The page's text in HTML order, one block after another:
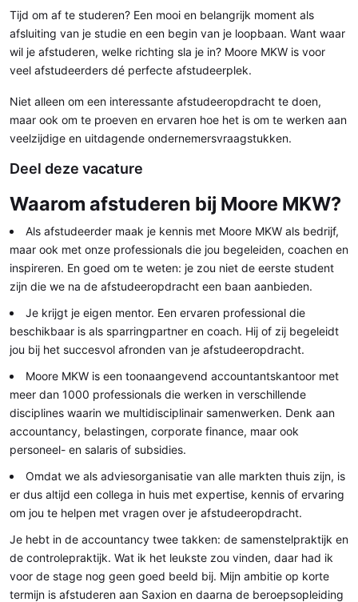
Tijd om af te studeren? Een mooi en belangrijk moment als
afsluiting van je studie en een begin van je loopbaan. Want waar
wil je afstuderen, welke richting sla je in? Moore MKW is voor
veel afstudeerders dé perfecte afstudeerplek.
Niet alleen om een interessante afstudeeropdracht te doen,
maar ook om te proeven en ervaren hoe het is om te werken aan
veelzijdige en uitdagende ondernemersvraagstukken.
Deel deze vacature
Waarom afstuderen bij Moore MKW?
Als afstudeerder maak je kennis met Moore MKW als bedrijf,
maar ook met onze professionals die jou begeleiden, coachen en
inspireren. En goed om te weten: je zou niet de eerste student
zijn die we na de afstudeeropdracht een baan aanbieden.
Je krijgt je eigen mentor. Een ervaren professional die
beschikbaar is als sparringpartner en coach. Hij of zij begeleidt
jou bij het succesvol afronden van je afstudeeropdracht.
Moore MKW is een toonaangevend accountantskantoor met
meer dan 1000 professionals die werken in verschillende
disciplines waarin we multidisciplinair samenwerken. Denk aan
accountancy, belastingen, corporate finance, maar ook
personeel- en salaris of subsidies.
Omdat we als adviesorganisatie van alle markten thuis zijn, is
er dus altijd een collega in huis met expertise, kennis of ervaring
om jou te helpen met vragen over je afstudeeropdracht.
Je hebt in de accountancy twee takken: de samenstelpraktijk en
de controlepraktijk. Wat ik het leukste zou vinden, daar had ik
voor de stage nog geen goed beeld bij. Mijn ambitie op korte
termijn is afstuderen aan Saxion en daarna de beroepsopleiding